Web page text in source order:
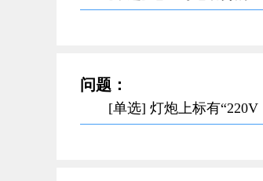
问题：
[单选] 灯炮上标有“220V